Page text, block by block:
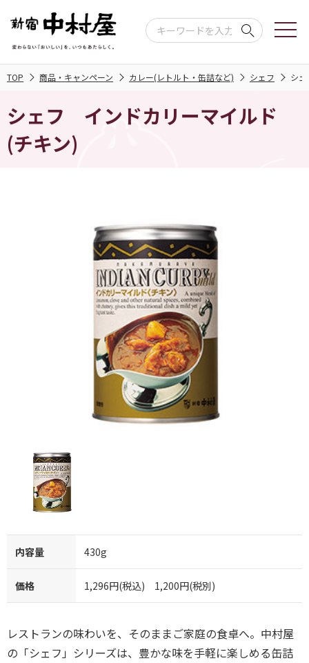
TOP 商品・キャンペーン カレー(レトルト・缶詰など) シェフ シ
シェフ インドカリーマイルド
(チキン)
内容量 430g
価格 1,296円(税込) 1,200円(税別)
レストランの味わいを、そのままご家庭の食卓へ。中村屋
の「シェフ」シリーズは、豊かな味を手軽に楽しめる缶詰